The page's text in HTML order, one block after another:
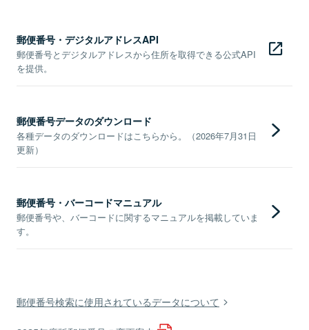
郵便番号・デジタルアドレスAPI
郵便番号とデジタルアドレスから住所を取得できる公式API
を提供。
郵便番号データのダウンロード
各種データのダウンロードはこちらから。（2026年7月31日
更新）
郵便番号・バーコードマニュアル
郵便番号や、バーコードに関するマニュアルを掲載していま
す。
郵便番号検索に使用されているデータについて